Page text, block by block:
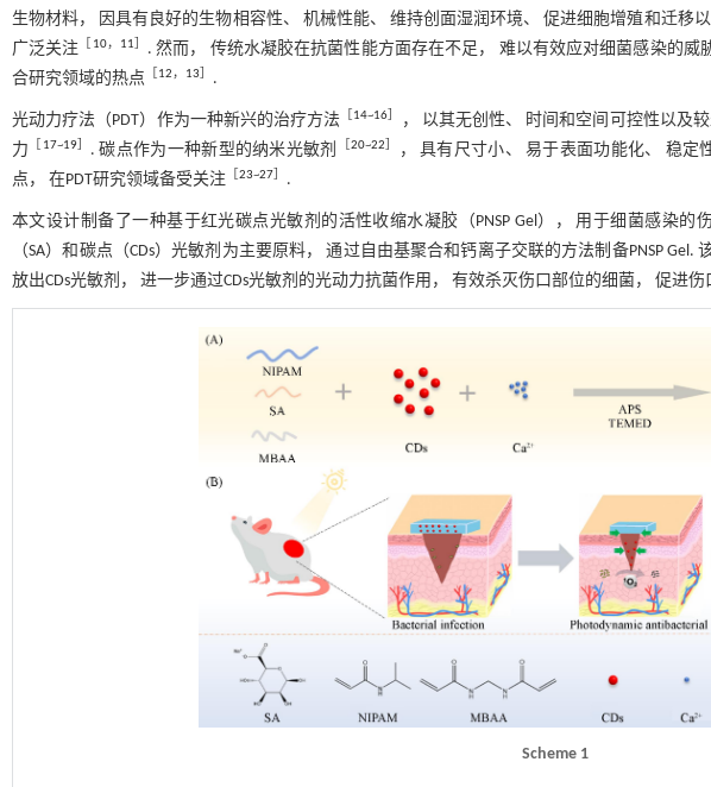
生物材料， 因具有良好的生物相容性、 机械性能、 维持创面湿润环境、 促进细胞增殖和迁移
广泛关注
10， 11
. 然而， 传统水凝胶在抗菌性能方面存在不足， 难以有效应对细菌感染的
合研究领域的热点
12， 13 .
光动力疗法（PDT）作为一种新兴的治疗方法 14~16
， 以其无创性、 时间和空间可控性以及
力
17~19］ . 碳点作为一种新型的纳米光敏剂 20~22
， 具有尺寸小、 易于表面功能化、 稳
点， 在PDT研究领域备受关注
23~27 .
本文设计制备了一种基于红光碳点光敏剂的活性收缩水凝胶（PNSP Gel）， 用于细菌感染的
（SA）和碳点（CDs）光敏剂为主要原料， 通过自由基聚合和钙离子交联的方法制备PNSP
放出CDs光敏剂， 进一步通过CDs光敏剂的光动力抗菌作用， 有效杀灭伤口部位的细菌， 促进
Scheme 1